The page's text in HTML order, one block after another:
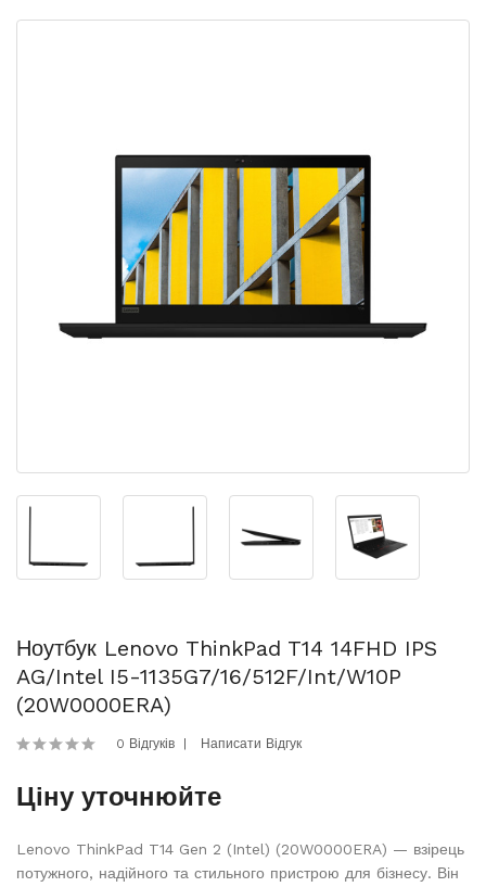
Ноутбук Lenovo ThinkPad T14 14FHD IPS
AG/Intel I5-1135G7/16/512F/int/W10P
(20W0000ERA)
0 Відгуків Написати Відгук
Ціну уточнюйте
Lenovo ThinkPad T14 Gen 2 (Intel) (20W0000ERA) — взірець
потужного, надійного та стильного пристрою для бізнесу. Він